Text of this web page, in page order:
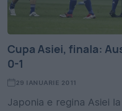
Cupa Asiei, finala:
0-1
29 IANUARIE 2011
Japonia e regina Asiei